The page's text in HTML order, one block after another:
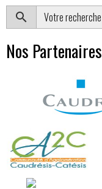
Nos Partenaires